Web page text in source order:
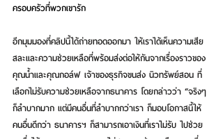
ครอบครัวที่พวกเขารัก
อีกมุมมองที่คลิปนี้ได้ถ่ายทอดออกมา ให้เราได้เห็นความเสีย
สละและความช่วยเหลือที่พร้อมส่งต่อให้กันจากเรื่องราวของ
คุณน้ำและคุณกอล์ฟ เจ้าของธุรกิจขนส่ง นิวทรัพย์สอน ที่
เลือกไม่รับความช่วยเหลือจากธนาคาร โดยกล่าวว่า “จริงๆ
ก็ลำบากมาก แต่มีคนอื่นที่ลำบากกว่าเรา ก็มอบโอกาสนี้ให้
คนอื่นดีกว่า ธนาคารฯ ก็สามารถเอาเงินที่เราไม่รับ ไปช่วย